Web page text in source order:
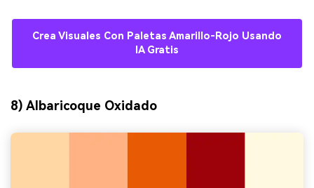
Crea Visuales Con Paletas Amarillo-Rojo Usando
IA Gratis
8) Albaricoque Oxidado